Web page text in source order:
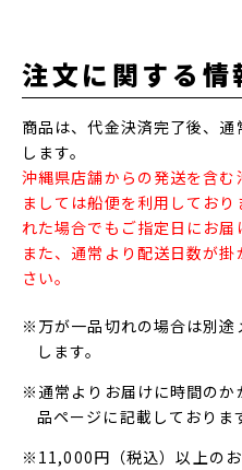
注文に関する情
商品は、代金決済完了後、
します。
沖縄県店舗からの発送を含
ましては船便を利用してお
れた場合でもご指定日にお届
また、通常より配送日数が
さい。
※万が一品切れの場合は別途
します。
※通常よりお届けに時間のか
品ページに記載しておりま
※11,000円（税込）以上の